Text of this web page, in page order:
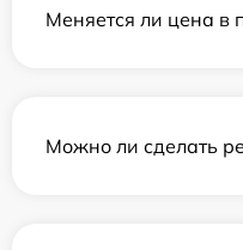
Меняется ли цена в
Можно ли сделать